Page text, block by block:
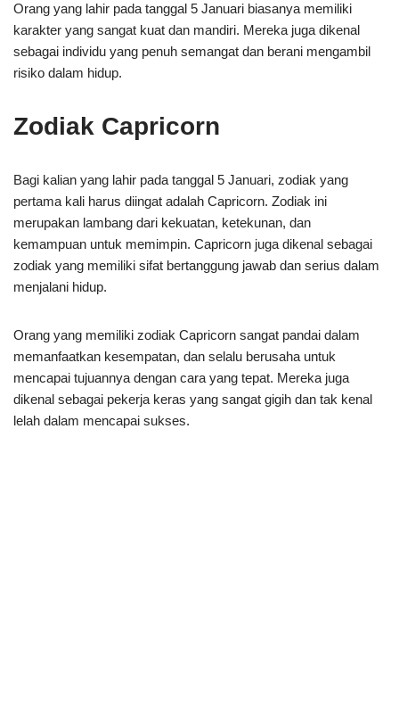
Orang yang lahir pada tanggal 5 Januari biasanya memiliki
karakter yang sangat kuat dan mandiri. Mereka juga dikenal
sebagai individu yang penuh semangat dan berani mengambil
risiko dalam hidup.
Zodiak Capricorn
Bagi kalian yang lahir pada tanggal 5 Januari, zodiak yang
pertama kali harus diingat adalah Capricorn. Zodiak ini
merupakan lambang dari kekuatan, ketekunan, dan
kemampuan untuk memimpin. Capricorn juga dikenal sebagai
zodiak yang memiliki sifat bertanggung jawab dan serius dalam
menjalani hidup.
Orang yang memiliki zodiak Capricorn sangat pandai dalam
memanfaatkan kesempatan, dan selalu berusaha untuk
mencapai tujuannya dengan cara yang tepat. Mereka juga
dikenal sebagai pekerja keras yang sangat gigih dan tak kenal
lelah dalam mencapai sukses.